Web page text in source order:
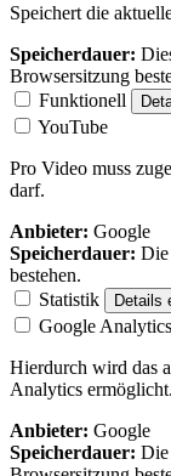
Speichert die
Speicherdauer:
Browsersitzung
Funktionell
YouTube
Pro Video muss
darf.
Anbieter: Google
Speicherdauer: Die
bestehen.
Statistik
Details
Google Analytics
Hierdurch wird das
Analytics ermöglicht.
Anbieter: Google
Speicherdauer: Die